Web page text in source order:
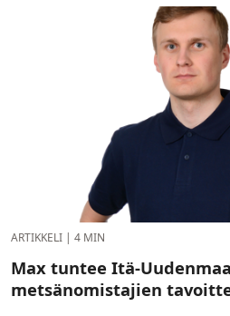
ARTIKKELI | 4 MIN
Max tuntee Itä-
metsänomistajien